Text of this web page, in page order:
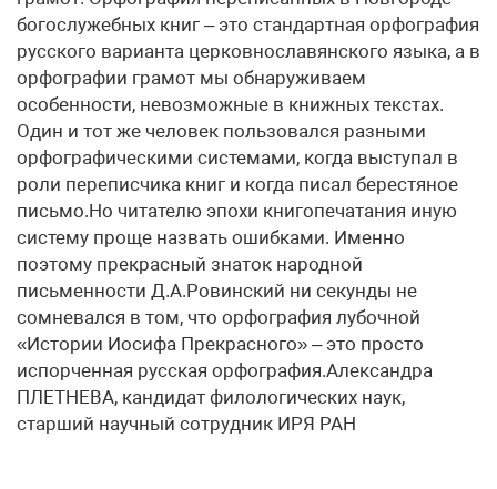
богослужебных книг – это стандартная орфография
русского варианта церковнославянского языка, а в
орфографии грамот мы обнаруживаем
особенности, невозможные в книжных текстах.
Один и тот же человек пользовался разными
орфографическими системами, когда выступал в
роли переписчика книг и когда писал берестяное
письмо.Но читателю эпохи книгопечатания иную
систему проще назвать ошибками. Именно
поэтому прекрасный знаток народной
письменности Д.А.Ровинский ни секунды не
сомневался в том, что орфография лубочной
«Истории Иосифа Прекрасного» – это просто
испорченная русская орфография.​Александра
ПЛЕТНЕВА, кандидат филологических наук,
старший научный сотрудник ИРЯ РАН